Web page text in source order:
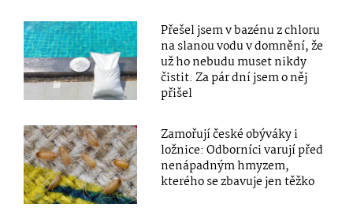
Přešel jsem v bazénu z chloru
na slanou vodu v domnění, že
už ho nebudu muset nikdy
čistit. Za pár dní jsem o něj
přišel
Zamořují české obýváky i
ložnice: Odborníci varují před
nenápadným hmyzem,
kterého se zbavuje jen těžko